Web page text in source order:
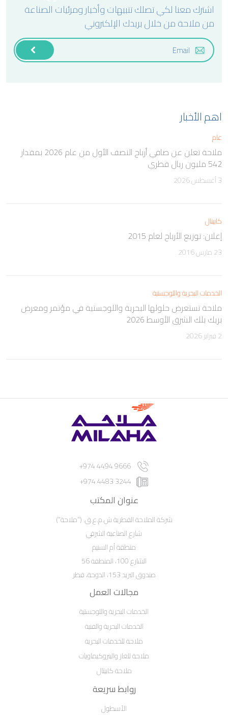
اشترك معنا لكي تصلك تنبيهات وأخبار ومرئيات الصناعة
من ملاحة من خلال بريدك الإلكتروني
اهم الأخبار
عام
ملاحة تعلن عن صافي أرباح النصف الأول من عام 2026 بمقدار
542 مليون ريال قطري
3 أغسطس 2026
كابيتال
إعلان: توزيع الأرباح لعام 2015
23 مارس 2016
الخدمات البحرية واللوجستية
ملاحة تستعرض حلولها البحرية واللوجستية في مؤتمر ومعرض
بريك بلك الشرق الأوسط 2026
2 فبراير 2026
9666 4494 974+
3244 4483 974+
عنوان المكتب
شركة الملاحة القطرية ش.م.ع.ق. ("ملاحة")
شارع الصناعية الشرقي
منطقة أم السنيم
الشارع 100، المنطقة 56
صندوق البريد 153، الدوحة، قطر
مجالات العمل
الخدمات البحرية واللوجستية
الخدمات البحرية والفنية
ملاحة للخدمات البحرية
ملاحة للغاز والبتروكيماويات
ملاحة كابيتال
روابط سريعة
الأسطول